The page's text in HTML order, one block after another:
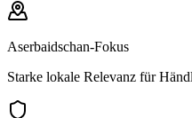
Aserbaidschan-Fokus
Starke lokale Relevanz für